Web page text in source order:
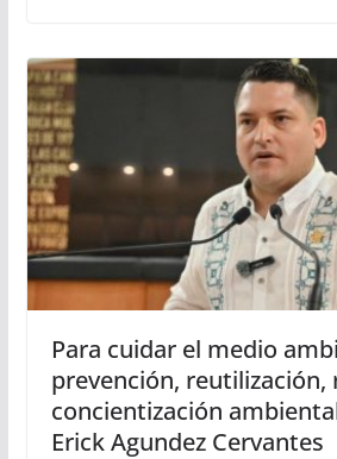
Para cuidar el medio
prevención, reutilización,
concientización
Erick Agundez Cervantes